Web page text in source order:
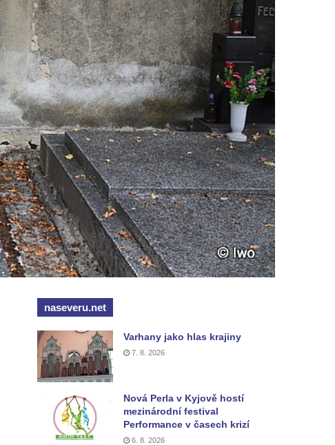
naseveru.net
Varhany jako hlas krajiny
7. 8. 2026
Nová Perla v Kyjově hostí
mezinárodní festival
Performance v časech krizí
6. 8. 2026